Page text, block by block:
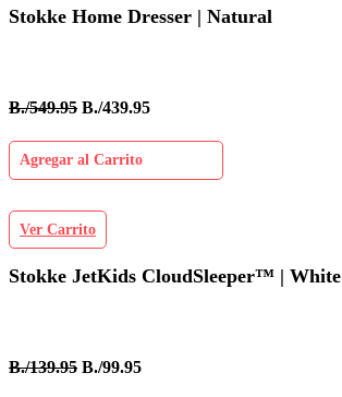
Stokke Home Dresser | Natural
B./549.95 B./439.95
Agregar al Carrito
Ver Carrito
Stokke JetKids CloudSleeper™ | White
B./139.95 B./99.95